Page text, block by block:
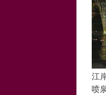
江
喷